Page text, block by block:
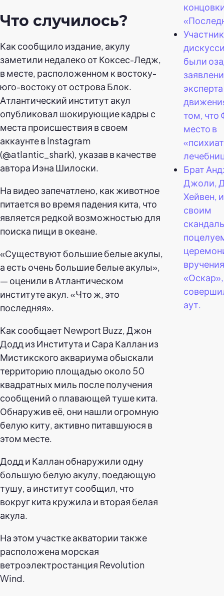
Что случилось?
Как сообщило издание, акулу
заметили недалеко от Коксес-Ледж,
в месте, расположенном к востоку-
юго-востоку от острова Блок.
Атлантический институт акул
опубликовал шокирующие кадры с
места происшествия в своем
аккаунте в Instagram
(@atlantic_shark), указав в качестве
автора Иэна Шилоски.
На видео запечатлено, как животное
питается во время падения кита, что
является редкой возможностью для
поиска пищи в океане.
«Существуют большие белые акулы,
а есть очень большие белые акулы»,
— оценили в Атлантическом
институте акул. «Что ж, это
последняя».
Как сообщает Newport Buzz, Джон
Додд из Института и Сара Каллан из
Мистикского аквариума обыскали
территорию площадью около 50
квадратных миль после получения
сообщений о плавающей туше кита.
Обнаружив её, они нашли огромную
белую киту, активно питавшуюся в
этом месте.
Додд и Каллан обнаружили одну
большую белую акулу, поедающую
тушу, а институт сообщил, что
вокруг кита кружила и вторая белая
акула.
На этом участке акватории также
расположена морская
ветроэлектростанция Revolution
Wind.
были
том, что
место в
Брат
Джоли,
Хейвен,
своим
«Оскар»,
аут.